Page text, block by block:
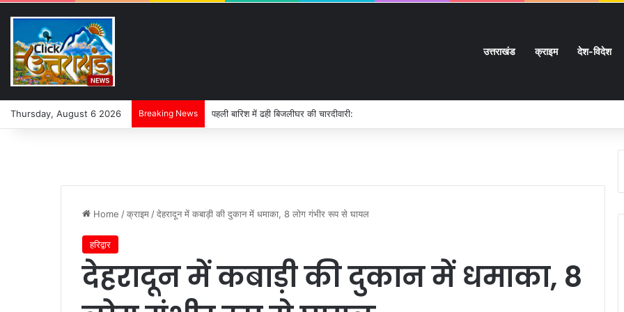
उत्तराखंड क्राइम देश-विदेश
Thursday, August 6 2026 Breaking News पहली बारिश में ढही बिजलीघर की चारदीवारी:
Home /क्राइम /देहरादून में कबाड़ी की दुकान में धमाका, 8 लोग गंभीर रूप से घायल
हरिद्वार
देहरादून में कबाड़ी की दुकान में धमाका, 8